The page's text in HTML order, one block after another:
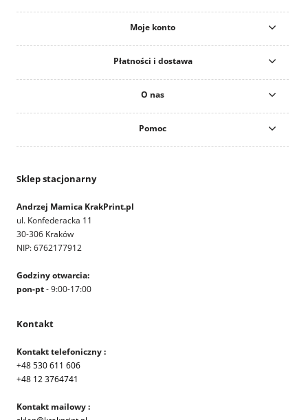
Moje konto
Płatności i dostawa
O nas
Pomoc
Sklep stacjonarny
Andrzej Mamica KrakPrint.pl
ul. Konfederacka 11
30-306 Kraków
NIP: 6762177912
Godziny otwarcia:
pon-pt- 9:00-17:00
Kontakt
Kontakt telefoniczny :
+48 530 611 606
+48 12 3764741
Kontakt mailowy :